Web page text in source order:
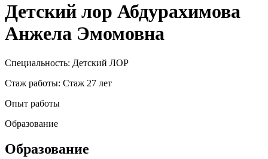
Детский лор Абдурахимова
Анжела Эмомовна
Специальность: Детский ЛОР
Стаж работы: Стаж 27 лет
Опыт работы
Образование
Образование